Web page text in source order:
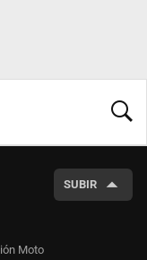
SUBIR
Moto